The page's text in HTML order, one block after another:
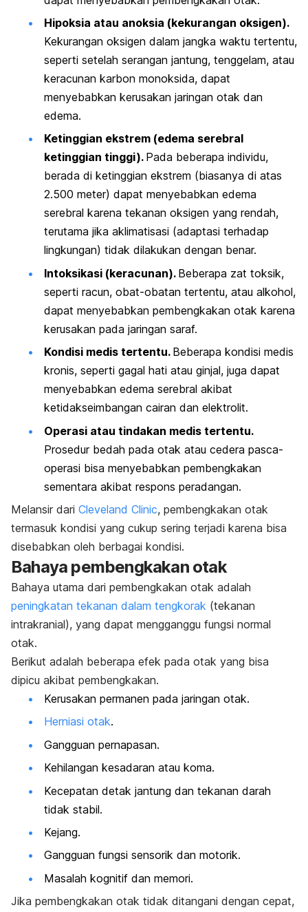
Hipoksia atau anoksia (kekurangan oksigen).
Kekurangan oksigen dalam jangka waktu tertentu,
seperti setelah serangan jantung, tenggelam, atau
keracunan karbon monoksida, dapat
menyebabkan kerusakan jaringan otak dan
edema.
Ketinggian ekstrem (edema serebral
ketinggian tinggi). Pada beberapa individu,
berada di ketinggian ekstrem (biasanya di atas
2.500 meter) dapat menyebabkan edema
serebral karena tekanan oksigen yang rendah,
terutama jika aklimatisasi (adaptasi terhadap
lingkungan) tidak dilakukan dengan benar.
Intoksikasi (keracunan). Beberapa zat toksik,
seperti racun, obat-obatan tertentu, atau alkohol,
dapat menyebabkan pembengkakan otak karena
kerusakan pada jaringan saraf.
Kondisi medis tertentu. Beberapa kondisi medis
kronis, seperti gagal hati atau ginjal, juga dapat
menyebabkan edema serebral akibat
ketidakseimbangan cairan dan elektrolit.
Operasi atau tindakan medis tertentu.
Prosedur bedah pada otak atau cedera pasca-
operasi bisa menyebabkan pembengkakan
sementara akibat respons peradangan.
Melansir dari Cleveland Clinic, pembengkakan otak
termasuk kondisi yang cukup sering terjadi karena bisa
disebabkan oleh berbagai kondisi.
Bahaya pembengkakan otak
Bahaya utama dari pembengkakan otak adalah
peningkatan tekanan dalam tengkorak (tekanan
intrakranial), yang dapat mengganggu fungsi normal
otak.
Berikut adalah beberapa efek pada otak yang bisa
dipicu akibat pembengkakan.
Kerusakan permanen pada jaringan otak.
Herniasi otak.
Gangguan pernapasan.
Kehilangan kesadaran atau koma.
Kecepatan detak jantung dan tekanan darah
tidak stabil.
Kejang.
Gangguan fungsi sensorik dan motorik.
Masalah kognitif dan memori.
Jika pembengkakan otak tidak ditangani dengan cepat,